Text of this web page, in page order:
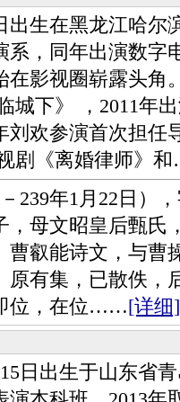
生在黑龙江哈尔
，同年出演数字
影视圈崭露头角
城下》 ，2011年
刘欢参演首次担任
剧《离婚律师》
年1月22日），
，母文昭皇后甄氏
曹叡能诗文，与曹
原有集，已散佚，
位，在位……[详细]
出生于山东省青